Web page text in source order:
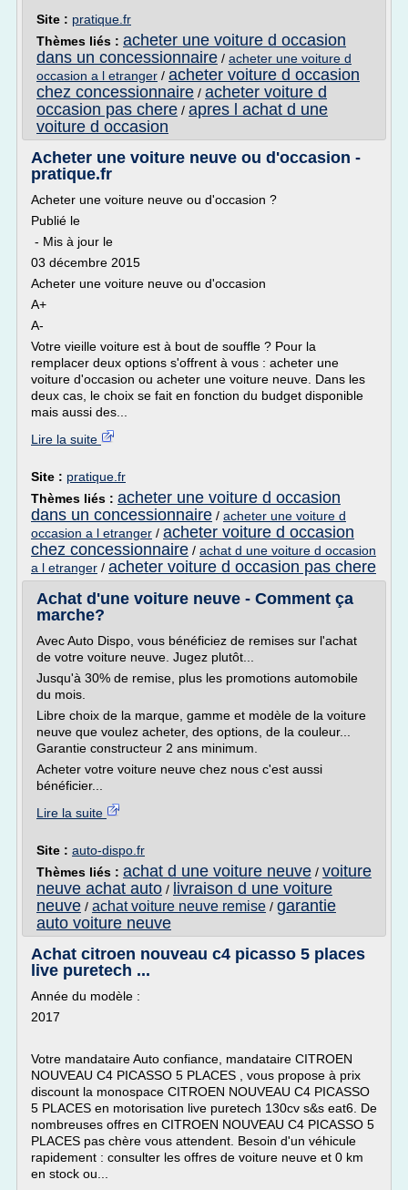
Site : pratique.fr
Thèmes liés : acheter une voiture d occasion
dans un concessionnaire / acheter une voiture d
occasion a l etranger / acheter voiture d occasion
chez concessionnaire / acheter voiture d
occasion pas chere / apres l achat d une
voiture d occasion
Acheter une voiture neuve ou d'occasion -
pratique.fr
Acheter une voiture neuve ou d'occasion ?
Publié le
- Mis à jour le
03 décembre 2015
Acheter une voiture neuve ou d'occasion
A+
A-
Votre vieille voiture est à bout de souffle ? Pour la
remplacer deux options s'offrent à vous : acheter une
voiture d'occasion ou acheter une voiture neuve. Dans les
deux cas, le choix se fait en fonction du budget disponible
mais aussi des...
Lire la suite
Site : pratique.fr
Thèmes liés : acheter une voiture d occasion
dans un concessionnaire / acheter une voiture d
occasion a l etranger / acheter voiture d occasion
chez concessionnaire / achat d une voiture d occasion
a l etranger / acheter voiture d occasion pas chere
Achat d'une voiture neuve - Comment ça
marche?
Avec Auto Dispo, vous bénéficiez de remises sur l'achat
de votre voiture neuve. Jugez plutôt...
Jusqu'à 30% de remise, plus les promotions automobile
du mois.
Libre choix de la marque, gamme et modèle de la voiture
neuve que voulez acheter, des options, de la couleur...
Garantie constructeur 2 ans minimum.
Acheter votre voiture neuve chez nous c'est aussi
bénéficier...
Lire la suite
Site : auto-dispo.fr
Thèmes liés : achat d une voiture neuve / voiture
neuve achat auto / livraison d une voiture
neuve / achat voiture neuve remise / garantie
auto voiture neuve
Achat citroen nouveau c4 picasso 5 places
live puretech ...
Année du modèle :
2017
Votre mandataire Auto confiance, mandataire CITROEN
NOUVEAU C4 PICASSO 5 PLACES , vous propose à prix
discount la monospace CITROEN NOUVEAU C4 PICASSO
5 PLACES en motorisation live puretech 130cv s&s eat6. De
nombreuses offres en CITROEN NOUVEAU C4 PICASSO 5
PLACES pas chère vous attendent. Besoin d'un véhicule
rapidement : consulter les offres de voiture neuve et 0 km
en stock ou...